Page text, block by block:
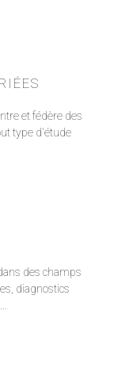
et fédère des
type d'étude
des champs
diagnostics